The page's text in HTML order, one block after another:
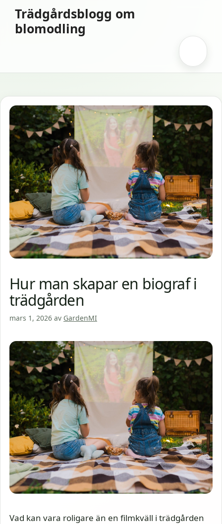
innehåll
Trädgårdsblogg om
blomodling
Hur man skapar en biograf i
trädgården
mars 1, 2026 av GardenMI
Vad kan vara roligare än en filmkväll i trädgården